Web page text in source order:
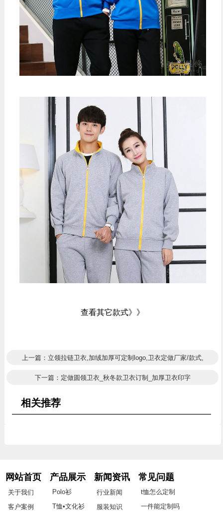
查看其它款式》》
上一篇：立领拉链卫衣,加绒加厚可定制logo,卫衣定做厂家/款式,
下一篇：定做圆领卫衣_秋冬款卫衣订制_加厚卫衣印字
相关推荐
网站首页
关于我们
客户案例
产品展示
Polo衫
T恤•文化衫
新闻资讯
行业新闻
服装知识
常见问题
t恤怎么定制
一件能定制吗